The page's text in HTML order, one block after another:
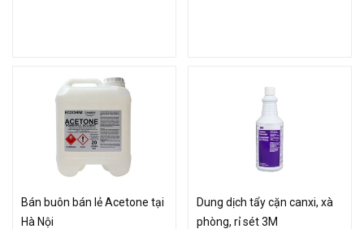
Bán buôn bán lẻ Acetone tại
Hà Nội
Dung dịch tẩy cặn canxi, xà
phòng, rỉ sét 3M